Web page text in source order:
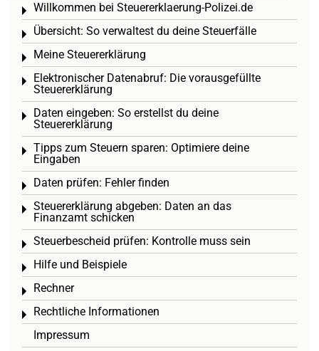
Willkommen bei Steuererklaerung-Polizei.de
Toggle menu
Übersicht: So verwaltest du deine Steuerfälle
Toggle menu
Meine Steuererklärung
Toggle menu
Elektronischer Datenabruf: Die vorausgefüllte
Steuererklärung
Toggle menu
Daten eingeben: So erstellst du deine
Steuererklärung
Toggle menu
Tipps zum Steuern sparen: Optimiere deine
Eingaben
Toggle menu
Daten prüfen: Fehler finden
Toggle menu
Steuererklärung abgeben: Daten an das
Finanzamt schicken
Toggle menu
Steuerbescheid prüfen: Kontrolle muss sein
Toggle menu
Hilfe und Beispiele
Toggle menu
Rechner
Toggle menu
Rechtliche Informationen
Toggle menu
Impressum